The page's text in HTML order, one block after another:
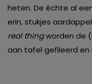
heten. De échte al
erin, stukjes
real thingworden de
aan tafel gefileerd en